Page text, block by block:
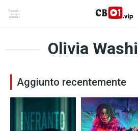
Olivia
Aggiunto recentemente